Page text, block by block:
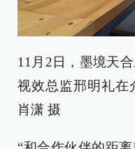
11月2日，墨境天
视效总监邢明礼在
肖潇 摄